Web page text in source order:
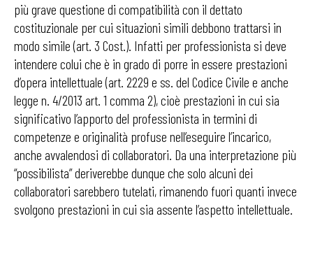
più grave questione di compatibilità con il dettato
costituzionale per cui situazioni simili debbono trattarsi in
modo simile (art. 3 Cost.). Infatti per professionista si deve
intendere colui che è in grado di porre in essere prestazioni
d’opera intellettuale (art. 2229 e ss. del Codice Civile e anche
legge n. 4/2013 art. 1 comma 2), cioè prestazioni in cui sia
significativo l’apporto del professionista in termini di
competenze e originalità profuse nell’eseguire l’incarico,
anche avvalendosi di collaboratori. Da una interpretazione più
“possibilista” deriverebbe dunque che solo alcuni dei
collaboratori sarebbero tutelati, rimanendo fuori quanti invece
svolgono prestazioni in cui sia assente l’aspetto intellettuale.